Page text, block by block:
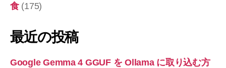
食(175)
最近の投稿
Google Gemma 4 GGUF を Ollama に取り込む方